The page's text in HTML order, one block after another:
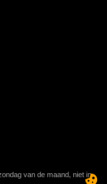
van de maand, niet in